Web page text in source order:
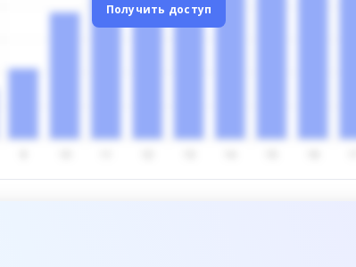
Получить доступ